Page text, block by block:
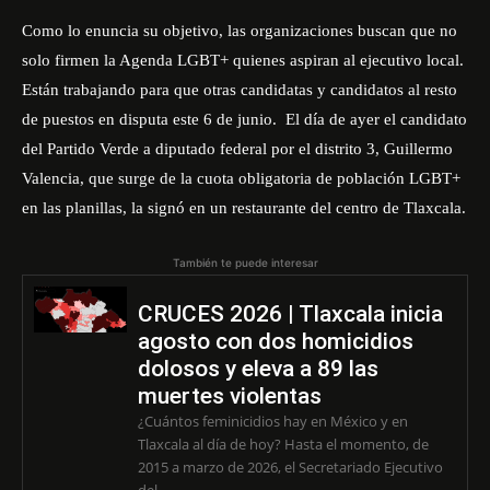
Como lo enuncia su objetivo, las organizaciones buscan que no
solo firmen la Agenda LGBT+ quienes aspiran al ejecutivo local.
Están trabajando para que otras candidatas y candidatos al resto
de puestos en disputa este 6 de junio. El día de ayer el candidato
del Partido Verde a diputado federal por el distrito 3, Guillermo
Valencia, que surge de la cuota obligatoria de población LGBT+
en las planillas, la signó en un restaurante del centro de Tlaxcala.
También te puede interesar
CRUCES 2026 | Tlaxcala inicia
agosto con dos homicidios
dolosos y eleva a 89 las
muertes violentas
¿Cuántos feminicidios hay en México y en
Tlaxcala al día de hoy? Hasta el momento, de
2015 a marzo de 2026, el Secretariado Ejecutivo